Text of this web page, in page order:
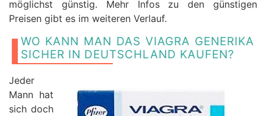
möglichst günstig. Mehr Infos zu den günstigen
Preisen gibt es im weiteren Verlauf.
WO KANN MAN DAS VIAGRA GENERIKA
SICHER IN DEUTSCHLAND KAUFEN?
Jeder
Mann hat
sich doch